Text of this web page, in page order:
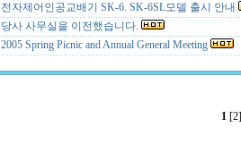
전자제어인공교배기 SK-6. SK-6SL모델 출시 안내
당사 사무실을 이전했습니다.
2005 Spring Picnic and Annual General Meeting
1 [2]